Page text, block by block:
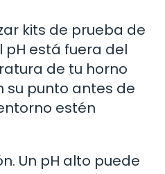
kits de prueba de
pH está fuera del
de tu horno
su punto antes de
estén
Un pH alto puede